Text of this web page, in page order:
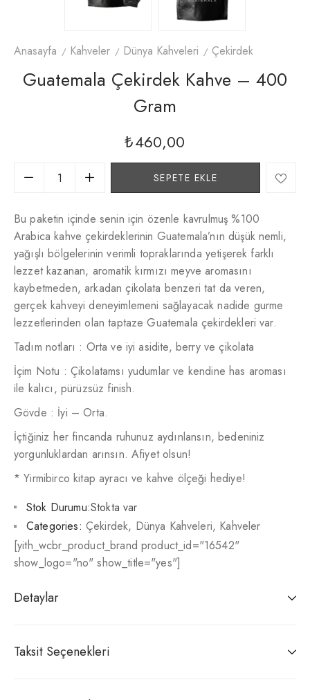
Anasayfa Kahveler Dünya Kahveleri Çekirdek
Guatemala Çekirdek Kahve – 400
Gram
₺460,00
SEPETE EKLE
Bu paketin içinde senin için özenle kavrulmuş %100
Arabica kahve çekirdeklerinin Guatemala’nın düşük nemli,
yağışlı bölgelerinin verimli topraklarında yetişerek farklı
lezzet kazanan, aromatik kırmızı meyve aromasını
kaybetmeden, arkadan çikolata benzeri tat da veren,
gerçek kahveyi deneyimlemeni sağlayacak nadide gurme
lezzetlerinden olan taptaze Guatemala çekirdekleri var.
Tadım notları : Orta ve iyi asidite, berry ve çikolata
İçim Notu : Çikolatamsı yudumlar ve kendine has aroması
ile kalıcı, pürüzsüz finish.
Gövde : İyi – Orta.
İçtiğiniz her fincanda ruhunuz aydınlansın, bedeniniz
yorgunluklardan arınsın. Afiyet olsun!
* Yirmibirco kitap ayracı ve kahve ölçeği hediye!
Stok Durumu:Stokta var
Categories: Çekirdek, Dünya Kahveleri, Kahveler
[yith_wcbr_product_brand product_id="16542"
show_logo="no" show_title="yes"]
Detaylar
Taksit Seçenekleri